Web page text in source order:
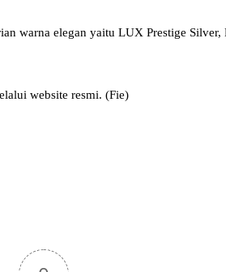
warna elegan yaitu LUX Prestige
website resmi. (Fie)